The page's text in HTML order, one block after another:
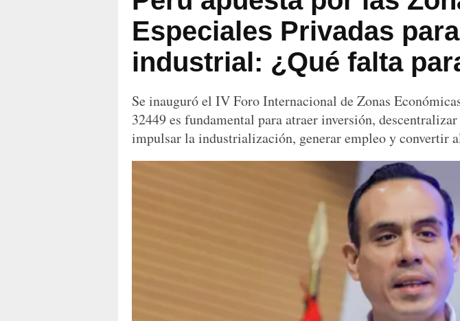
Especiales Privadas
industrial: ¿Qué falta
Se inauguró el IV Foro Internacional de Zonas
32449 es fundamental para atraer inversión,
impulsar la industrialización, generar empleo y convertir